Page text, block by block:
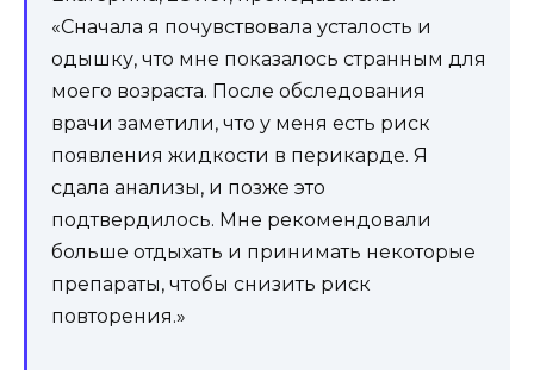
«Сначала я почувствовала усталость и
одышку, что мне показалось странным для
моего возраста. После обследования
врачи заметили, что у меня есть риск
появления жидкости в перикарде. Я
сдала анализы, и позже это
подтвердилось. Мне рекомендовали
больше отдыхать и принимать некоторые
препараты, чтобы снизить риск
повторения.»